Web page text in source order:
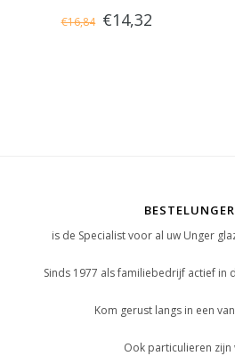
€16,84 €14,32
is de Specialist voor al uw Unger
Sinds 1977 als familiebedrijf actief in
Kom gerust langs in een
Ook particulieren zijn